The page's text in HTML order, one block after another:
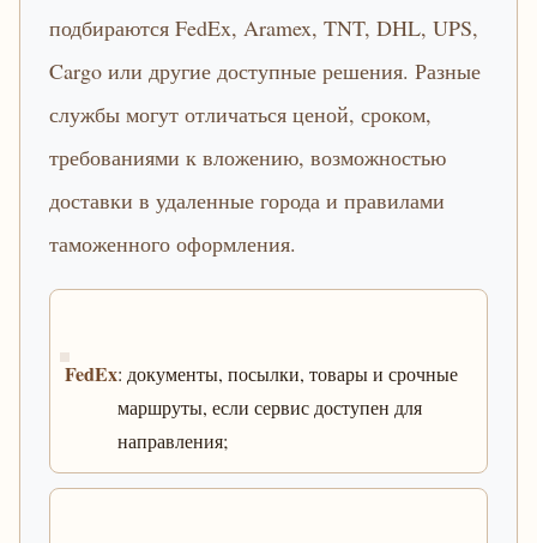
подбираются FedEx, Aramex, TNT, DHL, UPS,
Cargo или другие доступные решения. Разные
службы могут отличаться ценой, сроком,
требованиями к вложению, возможностью
доставки в удаленные города и правилами
таможенного оформления.
FedEx: документы, посылки, товары и срочные
маршруты, если сервис доступен для
направления;